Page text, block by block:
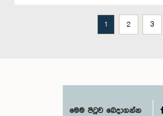
1 2 3
මෙම පිටුව බෙදාගන්න